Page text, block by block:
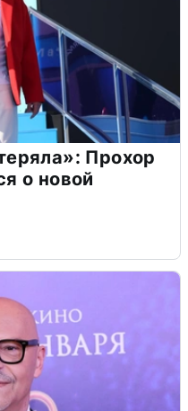
Прохор
о новой